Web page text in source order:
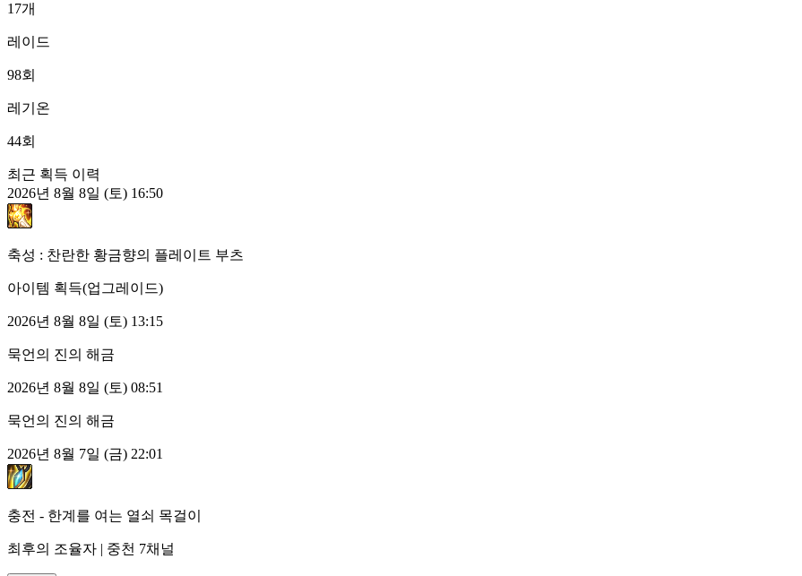
17개
레이드
98회
레기온
44회
최근 획득 이력
2026년 8월 8일 (토) 16:50
축성 : 찬란한 황금향의 플레이트 부츠
아이템 획득(업그레이드)
2026년 8월 8일 (토) 13:15
묵언의 진의 해금
2026년 8월 8일 (토) 08:51
묵언의 진의 해금
2026년 8월 7일 (금) 22:01
충전 - 한계를 여는 열쇠 목걸이
최후의 조율자 | 중천 7채널